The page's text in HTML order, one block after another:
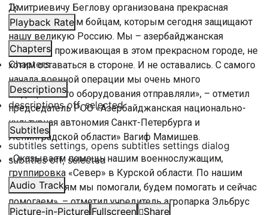
1x
Playback Rate
Chapters
Chapters
Descriptions
descriptions off, selected
Subtitles
subtitles settings, opens subtitles settings dialog
subtitles off, selected
Audio Track
Picture-in-Picture Fullscreen
Share
Дмитриевичу Беглову организована прекрасная
отправка нашим бойцам, которым сегодня защищают
нашу великую Россию. Мы – азербайджанская
диаспора, проживающая в этом прекрасном городе, не
хотим оставаться в стороне. И не оставались. С самого
начала военной операции мы очень много
медицинского оборудования отправляли», – отметил
председатель РОО «Азербайджанская национально-
культурная автономия Санкт-Петербурга и
Ленинградской области» Вагиф Мамишев.
«Оказываем помощь нашим военнослужащим,
группировка «Север» в Курской области. По нашим
возможностям мы помогали, будем помогать и сейчас
помогаем», – отметил учредитель агропарка Эльбрус